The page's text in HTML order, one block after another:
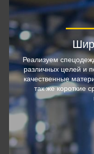
Реализуем
различных целей и
качественные
так же короткие